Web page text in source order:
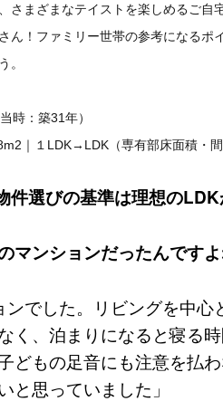
さまざまなテイストを楽しめるご自
ん！ファミリー世帯の参考になるポ
。
時：築31年）
｜１LDK→LDK（専有部床面積・間
件選びの基準は理想の
マンションだったんですよ
ンでした。リビングを中
く、泊まりになると寝る
どもの足音にも注意を払
と思っていました」